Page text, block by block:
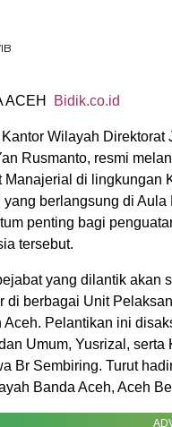
ACEH Bidik.co.id
Wilayah
Rusmanto, resmi
Manajerial di lingkungan
yang berlangsung di
penting bagi
tersebut.
yang dilantik akan
di berbagai Unit
Aceh. Pelantikan ini
Umum, Yusrizal,
Br Sembiring. Turut
Banda Aceh, Aceh